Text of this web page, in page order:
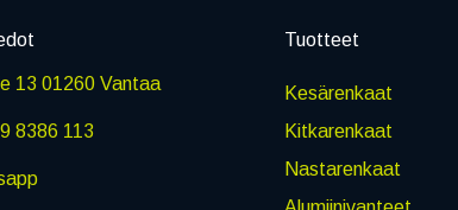
13 01260 Vantaa
8386 113
Tuotteet
Kesärenkaat
Kitkarenkaat
Nastarenkaat